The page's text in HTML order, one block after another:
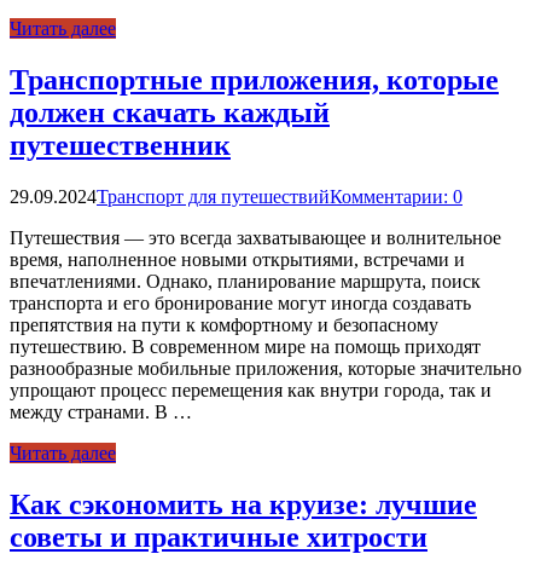
Читать далее
Транспортные приложения, которые
должен скачать каждый
путешественник
29.09.2024Транспорт для путешествийКомментарии: 0
Путешествия — это всегда захватывающее и волнительное
время, наполненное новыми открытиями, встречами и
впечатлениями. Однако, планирование маршрута, поиск
транспорта и его бронирование могут иногда создавать
препятствия на пути к комфортному и безопасному
путешествию. В современном мире на помощь приходят
разнообразные мобильные приложения, которые значительно
упрощают процесс перемещения как внутри города, так и
между странами. В …
Читать далее
Как сэкономить на круизе: лучшие
советы и практичные хитрости